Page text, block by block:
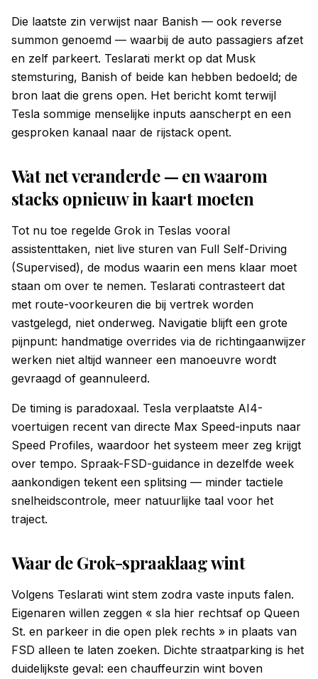
Die laatste zin verwijst naar Banish — ook reverse
summon genoemd — waarbij de auto passagiers afzet
en zelf parkeert. Teslarati merkt op dat Musk
stemsturing, Banish of beide kan hebben bedoeld; de
bron laat die grens open. Het bericht komt terwijl
Tesla sommige menselijke inputs aanscherpt en een
gesproken kanaal naar de rijstack opent.
Wat net veranderde — en waarom
stacks opnieuw in kaart moeten
Tot nu toe regelde Grok in Teslas vooral
assistenttaken, niet live sturen van Full Self-Driving
(Supervised), de modus waarin een mens klaar moet
staan om over te nemen. Teslarati contrasteert dat
met route-voorkeuren die bij vertrek worden
vastgelegd, niet onderweg. Navigatie blijft een grote
pijnpunt: handmatige overrides via de richtingaanwijzer
werken niet altijd wanneer een manoeuvre wordt
gevraagd of geannuleerd.
De timing is paradoxaal. Tesla verplaatste AI4-
voertuigen recent van directe Max Speed-inputs naar
Speed Profiles, waardoor het systeem meer zeg krijgt
over tempo. Spraak-FSD-guidance in dezelfde week
aankondigen tekent een splitsing — minder tactiele
snelheidscontrole, meer natuurlijke taal voor het
traject.
Waar de Grok-spraaklaag wint
Volgens Teslarati wint stem zodra vaste inputs falen.
Eigenaren willen zeggen « sla hier rechtsaf op Queen
St. en parkeer in die open plek rechts » in plaats van
FSD alleen te laten zoeken. Dichte straatparking is het
duidelijkste geval: een chauffeurzin wint boven